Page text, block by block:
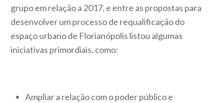
grupo em relação a 2017, e entre as propostas para
desenvolver um processo de requalificação do
espaço urbano de Florianópolis listou algumas
iniciativas primordiais, como:
Ampliar a relação com o poder público e